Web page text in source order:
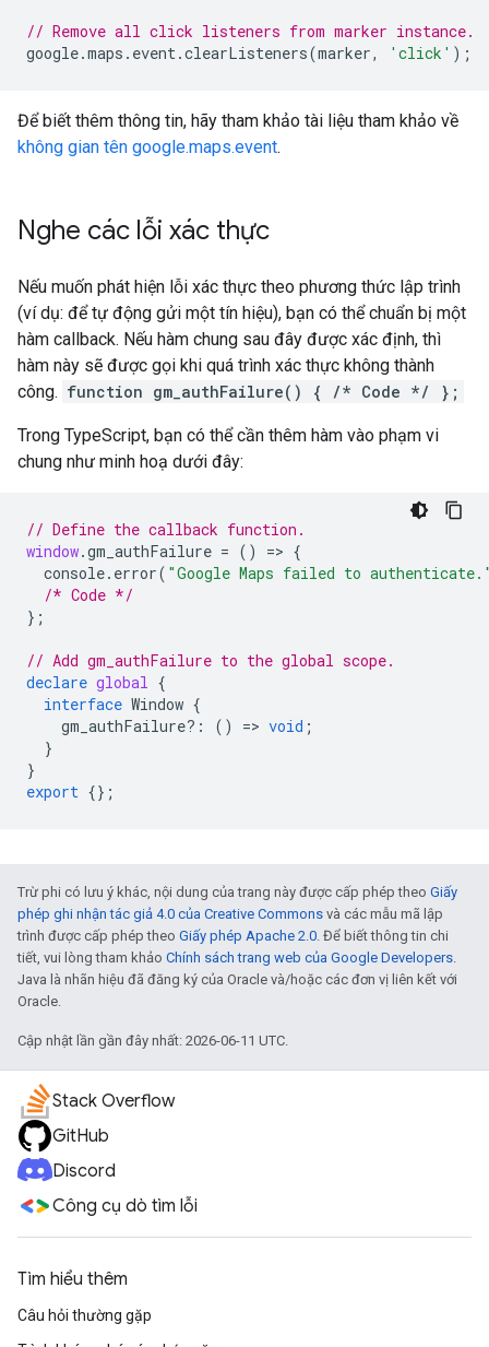
// Remove all click listeners from marker instance.
google.maps . event.clearListeners(marker, 'click' );
Để biết thêm thông tin, hãy tham khảo tài liệu tham khảo về
không gian tên google.maps.event.
Nghe các lỗi xác thực
Nếu muốn phát hiện lỗi xác thực theo phương thức lập trình
(ví dụ: để tự động gửi một tín hiệu), bạn có thể chuẩn bị một
hàm callback. Nếu hàm chung sau đây được xác định, thì
hàm này sẽ được gọi khi quá trình xác thực không thành
công. function gm_authFailure() { /* Code */ };
Trong TypeScript, bạn có thể cần thêm hàm vào phạm vi
chung như minh hoạ dưới đây:
// Define the callback function.
window.gm_authFailure = () => {
console. error( "Google Maps failed to
/* Code */
};
// Add gm_authFailure to the global scope.
declare global {
interface Window {
gm_authFailure?: () => void ;
}
}
export {};
Trừ phi có lưu ý khác, nội dung của trang này được cấp phép theo Giấy
phép ghi nhận tác giả 4.0 của Creative Commons và các mẫu mã lập
trình được cấp phép theo Giấy phép Apache 2.0. Để biết thông tin chi
tiết, vui lòng tham khảo Chính sách trang web của Google Developers.
Java là nhãn hiệu đã đăng ký của Oracle và/hoặc các đơn vị liên kết với
Oracle.
Cập nhật lần gần đây nhất: 2026-06-11 UTC.
Stack Overflow
GitHub
Discord
Công cụ dò tìm lỗi
Tìm hiểu thêm
Câu hỏi thường gặp